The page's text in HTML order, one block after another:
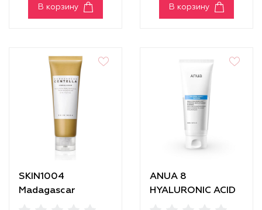
В корзину В корзину
SKIN1004
Madagascar
ANUA 8
HYALURONIC ACID